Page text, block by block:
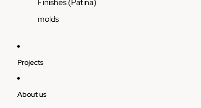
Finishes (Patina)
molds
Projects
About us